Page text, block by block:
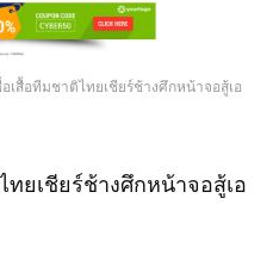
สื้อทีมชาติไทยเชียร์ช้างศึกหน้าจอสู้เอ
ยเชียร์ช้างศึกหน้าจอสู้เอ